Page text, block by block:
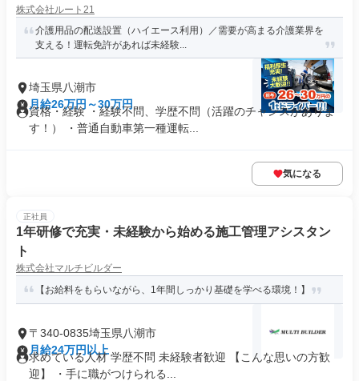
株式会社ルート21
介護用品の配送設置（ハイエース利用）／需要が高まる介護業界を
支える！運転免許があれば未経験...
埼玉県八潮市
月給26万円～30万円
資格・経験 ・経験不問、学歴不問（活躍のチャンスがありま
す！） ・普通自動車第一種運転...
気になる
正社員
1年研修で充実・未経験から始める施工管理アシスタン
ト
株式会社マルチビルダー
【お給料をもらいながら、1年間しっかり基礎を学べる環境！】
〒340-0835埼玉県八潮市
月給24万円以上
求めている人材 学歴不問 未経験者歓迎 【こんな思いの方歓
迎】 ・手に職がつけられる...